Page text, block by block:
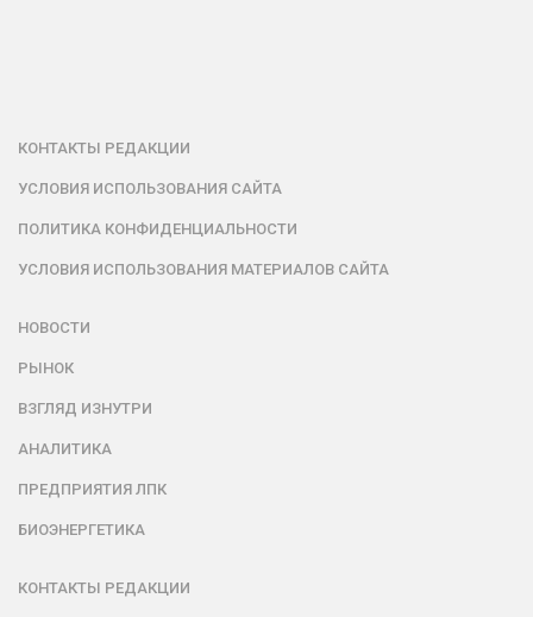
КОНТАКТЫ РЕДАКЦИИ
УСЛОВИЯ ИСПОЛЬЗОВАНИЯ САЙТА
ПОЛИТИКА КОНФИДЕНЦИАЛЬНОСТИ
УСЛОВИЯ ИСПОЛЬЗОВАНИЯ МАТЕРИАЛОВ САЙТА
НОВОСТИ
РЫНОК
ВЗГЛЯД ИЗНУТРИ
АНАЛИТИКА
ПРЕДПРИЯТИЯ ЛПК
БИОЭНЕРГЕТИКА
КОНТАКТЫ РЕДАКЦИИ